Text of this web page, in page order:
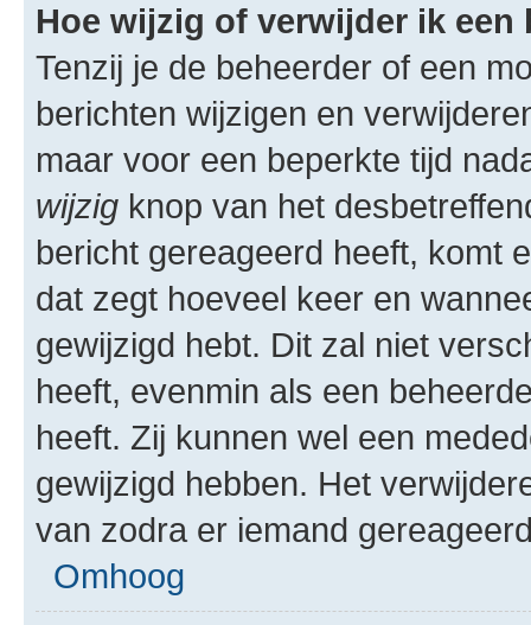
Hoe wijzig of verwijder ik een
Tenzij je de beheerder of een
berichten wijzigen en
maar voor een beperkte tijd
wijzig knop van het
bericht gereageerd heeft, komt
dat zegt hoeveel keer en
gewijzigd hebt. Dit zal niet
heeft, evenmin als een
heeft. Zij kunnen wel een
gewijzigd hebben. Het
van zodra er iemand
Omhoog